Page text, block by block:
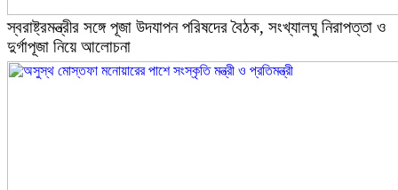
স্বরাষ্ট্রমন্ত্রীর সঙ্গে পূজা উদযাপন পরিষদের বৈঠক, সংখ্যালঘু নিরাপত্তা ও
দুর্গাপূজা নিয়ে আলোচনা